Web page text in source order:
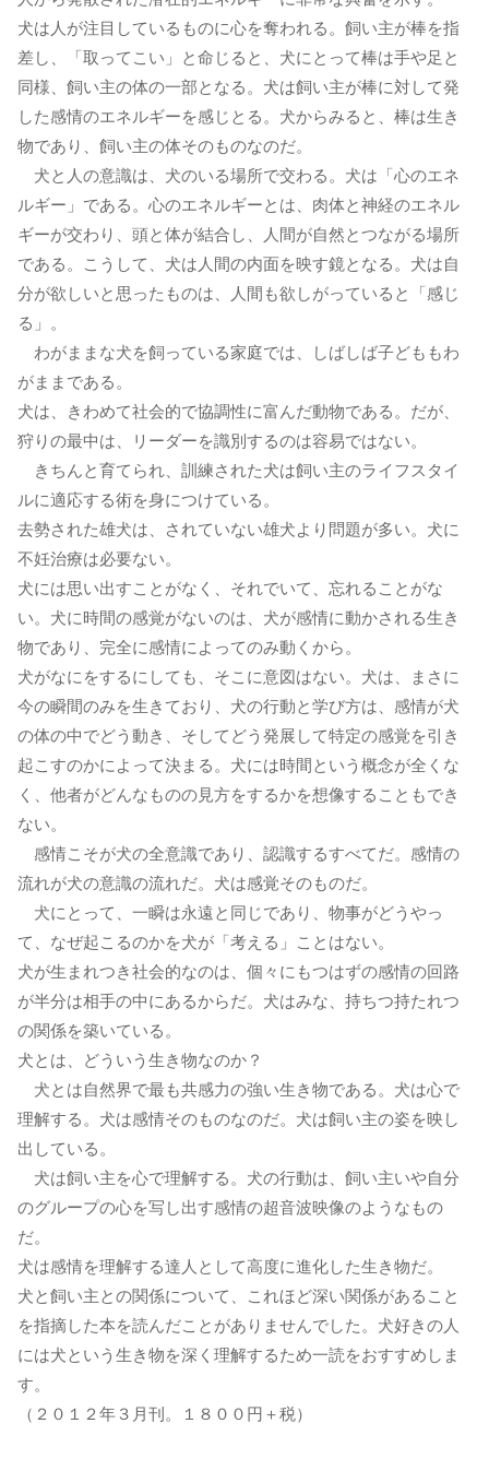
犬は人が注目しているものに心を奪われる。飼い主が棒を指
差し、「取ってこい」と命じると、犬にとって棒は手や足と
同様、飼い主の体の一部となる。犬は飼い主が棒に対して発
した感情のエネルギーを感じとる。犬からみると、棒は生き
物であり、飼い主の体そのものなのだ。
犬と人の意識は、犬のいる場所で交わる。犬は「心のエネ
ルギー」である。心のエネルギーとは、肉体と神経のエネル
ギーが交わり、頭と体が結合し、人間が自然とつながる場所
である。こうして、犬は人間の内面を映す鏡となる。犬は自
分が欲しいと思ったものは、人間も欲しがっていると「感じ
る」。
わがままな犬を飼っている家庭では、しばしば子どももわ
がままである。
犬は、きわめて社会的で協調性に富んだ動物である。だが、
狩りの最中は、リーダーを識別するのは容易ではない。
きちんと育てられ、訓練された犬は飼い主のライフスタイ
ルに適応する術を身につけている。
去勢された雄犬は、されていない雄犬より問題が多い。犬に
不妊治療は必要ない。
犬には思い出すことがなく、それでいて、忘れることがな
い。犬に時間の感覚がないのは、犬が感情に動かされる生き
物であり、完全に感情によってのみ動くから。
犬がなにをするにしても、そこに意図はない。犬は、まさに
今の瞬間のみを生きており、犬の行動と学び方は、感情が犬
の体の中でどう動き、そしてどう発展して特定の感覚を引き
起こすのかによって決まる。犬には時間という概念が全くな
く、他者がどんなものの見方をするかを想像することもでき
ない。
感情こそが犬の全意識であり、認識するすべてだ。感情の
流れが犬の意識の流れだ。犬は感覚そのものだ。
犬にとって、一瞬は永遠と同じであり、物事がどうやっ
て、なぜ起こるのかを犬が「考える」ことはない。
犬が生まれつき社会的なのは、個々にもつはずの感情の回路
が半分は相手の中にあるからだ。犬はみな、持ちつ持たれつ
の関係を築いている。
犬とは、どういう生き物なのか？
犬とは自然界で最も共感力の強い生き物である。犬は心で
理解する。犬は感情そのものなのだ。犬は飼い主の姿を映し
出している。
犬は飼い主を心で理解する。犬の行動は、飼い主いや自分
のグループの心を写し出す感情の超音波映像のようなもの
だ。
犬は感情を理解する達人として高度に進化した生き物だ。
犬と飼い主との関係について、これほど深い関係があること
を指摘した本を読んだことがありませんでした。犬好きの人
には犬という生き物を深く理解するため一読をおすすめしま
す。
（２０１２年３月刊。１８００円＋税）